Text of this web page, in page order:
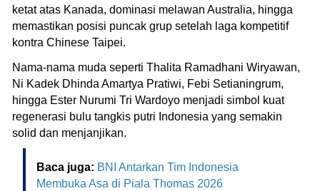
ketat atas Kanada, dominasi melawan Australia, hingga
memastikan posisi puncak grup setelah laga kompetitif
kontra Chinese Taipei.
Nama-nama muda seperti Thalita Ramadhani Wiryawan,
Ni Kadek Dhinda Amartya Pratiwi, Febi Setianingrum,
hingga Ester Nurumi Tri Wardoyo menjadi simbol kuat
regenerasi bulu tangkis putri Indonesia yang semakin
solid dan menjanjikan.
Baca juga: BNI Antarkan Tim Indonesia
Membuka Asa di Piala Thomas 2026